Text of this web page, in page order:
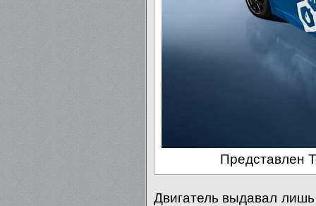
Представлен
Двигатель выдавал